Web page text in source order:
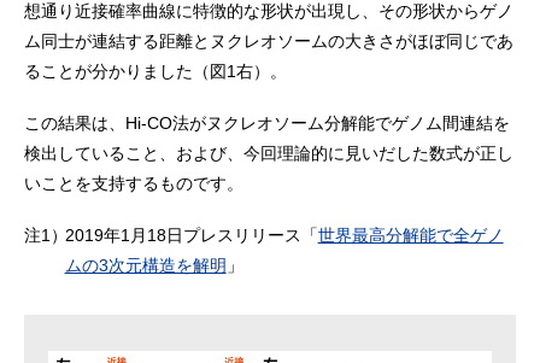
想通り近接確率曲線に特徴的な形状が出現し、その形状からゲノ
ム同士が連結する距離とヌクレオソームの大きさがほぼ同じであ
ることが分かりました（図1右）。
この結果は、Hi-CO法がヌクレオソーム分解能でゲノム間連結を
検出していること、および、今回理論的に見いだした数式が正し
いことを支持するものです。
注1）2019年1月18日プレスリリース「世界最高分解能で全ゲノ
ムの3次元構造を解明 」